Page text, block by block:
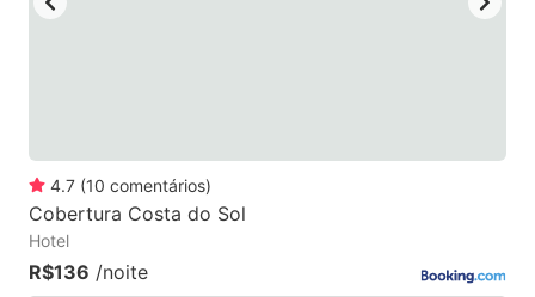
4.7 (10 comentários)
Cobertura Costa do Sol
Hotel
R$136 /noite